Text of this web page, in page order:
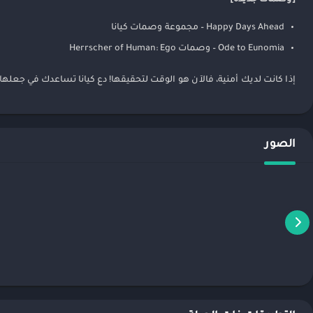
Happy Days Ahead – مجموعة وصمات كيانا
Ode to Eunomia – وصمات Herrscher of Human: Ego
إذا كانت لديك أمنية، فالآن هو الوقت لتحقيقها! دع كيانا تساعدك في
الصور